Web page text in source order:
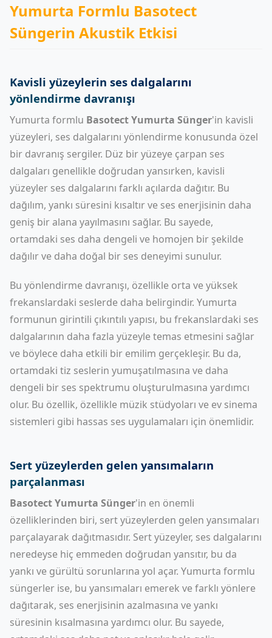
Yumurta Formlu Basotect
Süngerin Akustik Etkisi
Kavisli yüzeylerin ses dalgalarını
yönlendirme davranışı
Yumurta formlu Basotect Yumurta Sünger'in kavisli
yüzeyleri, ses dalgalarını yönlendirme konusunda özel
bir davranış sergiler. Düz bir yüzeye çarpan ses
dalgaları genellikle doğrudan yansırken, kavisli
yüzeyler ses dalgalarını farklı açılarda dağıtır. Bu
dağılım, yankı süresini kısaltır ve ses enerjisinin daha
geniş bir alana yayılmasını sağlar. Bu sayede,
ortamdaki ses daha dengeli ve homojen bir şekilde
dağılır ve daha doğal bir ses deneyimi sunulur.
Bu yönlendirme davranışı, özellikle orta ve yüksek
frekanslardaki seslerde daha belirgindir. Yumurta
formunun girintili çıkıntılı yapısı, bu frekanslardaki ses
dalgalarının daha fazla yüzeyle temas etmesini sağlar
ve böylece daha etkili bir emilim gerçekleşir. Bu da,
ortamdaki tiz seslerin yumuşatılmasına ve daha
dengeli bir ses spektrumu oluşturulmasına yardımcı
olur. Bu özellik, özellikle müzik stüdyoları ve ev sinema
sistemleri gibi hassas ses uygulamaları için önemlidir.
Sert yüzeylerden gelen yansımaların
parçalanması
Basotect Yumurta Sünger'in en önemli
özelliklerinden biri, sert yüzeylerden gelen yansımaları
parçalayarak dağıtmasıdır. Sert yüzeyler, ses dalgalarını
neredeyse hiç emmeden doğrudan yansıtır, bu da
yankı ve gürültü sorunlarına yol açar. Yumurta formlu
süngerler ise, bu yansımaları emerek ve farklı yönlere
dağıtarak, ses enerjisinin azalmasına ve yankı
süresinin kısalmasına yardımcı olur. Bu sayede,